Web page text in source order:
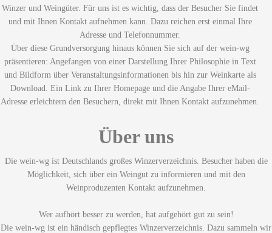
Winzer und Weingüter. Für uns ist es wichtig, dass der Besucher Sie findet
und mit Ihnen Kontakt aufnehmen kann. Dazu reichen erst einmal Ihre
Adresse und Telefonnummer.
Über diese Grundversorgung hinaus können Sie sich auf der wein-wg
präsentieren: Angefangen von einer Darstellung Ihrer Philosophie in Text
und Bildform über Veranstaltungsinformationen bis hin zur Weinkarte als
Download. Ein Link zu Ihrer Homepage und die Angabe Ihrer eMail-
Adresse erleichtern den Besuchern, direkt mit Ihnen Kontakt aufzunehmen.
Über uns
Die wein-wg ist Deutschlands großes Winzerverzeichnis. Besucher haben die
Möglichkeit, sich über ein Weingut zu informieren und mit den
Weinproduzenten Kontakt aufzunehmen.
Wer aufhört besser zu werden, hat aufgehört gut zu sein!
Die wein-wg ist ein händisch gepflegtes Winzerverzeichnis. Dazu sammeln wir